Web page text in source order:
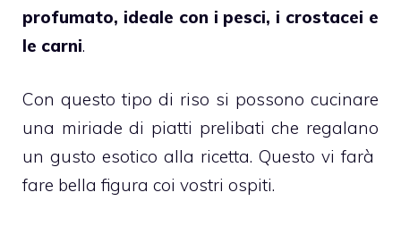
profumato, ideale con i pesci, i crostacei e
le carni.
Con questo tipo di riso si possono cucinare
una miriade di piatti prelibati che regalano
un gusto esotico alla ricetta. Questo vi farà
fare bella figura coi vostri ospiti.